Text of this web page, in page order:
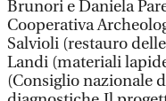
Brunori e Daniela
Cooperativa
Salvioli (restauro
Landi (materiali
(Consiglio nazionale